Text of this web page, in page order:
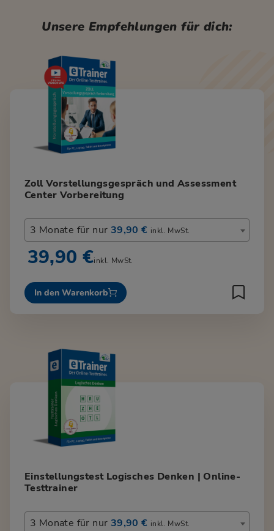
Unsere Empfehlungen für dich:
Zoll Vorstellungsgespräch und Assessment
Center Vorbereitung
3 Monate für nur 39,90 € inkl. MwSt.
39,90 €inkl. MwSt.
In den Warenkorb
Einstellungstest Logisches Denken | Online-
Testtrainer
3 Monate für nur 39,90 € inkl. MwSt.